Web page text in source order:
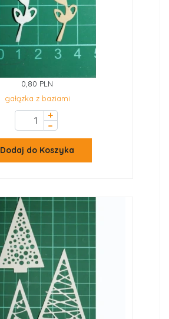
0,80 PLN
gałązka z baziami
+
–
Dodaj do Koszyka